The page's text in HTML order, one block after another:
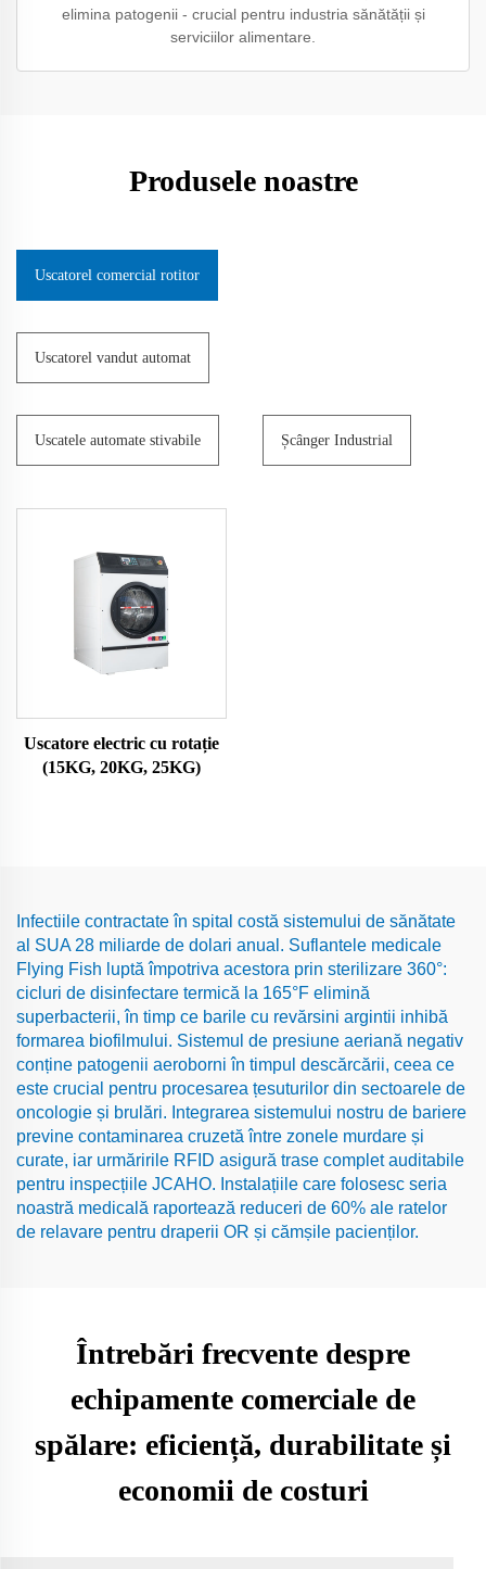
elimina patogenii - crucial pentru industria sănătății și
serviciilor alimentare.
Produsele noastre
Uscatorel comercial rotitor
Uscatorel vandut automat
Uscatele automate stivabile Șcânger Industrial
Uscatore electric cu rotație
(15KG, 20KG, 25KG)
Infectiile contractate în spital costă sistemului de sănătate
al SUA 28 miliarde de dolari anual. Suflantele medicale
Flying Fish luptă împotriva acestora prin sterilizare 360°:
cicluri de disinfectare termică la 165°F elimină
superbacterii, în timp ce barile cu revărsini argintii inhibă
formarea biofilmului. Sistemul de presiune aeriană negativ
conține patogenii aeroborni în timpul descărcării, ceea ce
este crucial pentru procesarea țesuturilor din sectoarele de
oncologie și brulări. Integrarea sistemului nostru de bariere
previne contaminarea cruzetă între zonele murdare și
curate, iar urmăririle RFID asigură trase complet auditabile
pentru inspecțiile JCAHO. Instalațiile care folosesc seria
noastră medicală raportează reduceri de 60% ale ratelor
de relavare pentru draperii OR și cămșile pacienților.
Întrebări frecvente despre
echipamente comerciale de
spălare: eficiență, durabilitate și
economii de costuri